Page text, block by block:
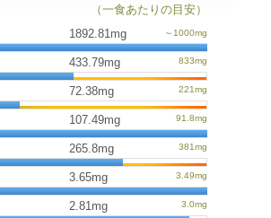
（一食あたりの目安）
1892.81mg
433.79mg
72.38mg
107.49mg
265.8mg
3.65mg
2.81mg